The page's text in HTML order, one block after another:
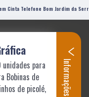
Cinta Telefone Bom Jardim da
unidades para
Bobinas de
de picolé,
Informações